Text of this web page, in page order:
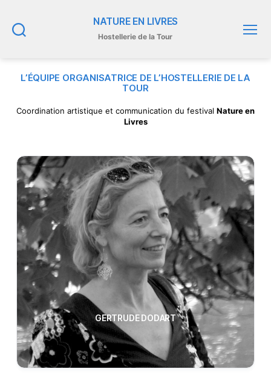
NATURE EN LIVRES
Hostellerie de la Tour
L’ÉQUIPE ORGANISATRICE DE L’HOSTELLERIE DE LA
TOUR
Coordination artistique et communication du festival Nature en
Livres
GERTRUDE DODART